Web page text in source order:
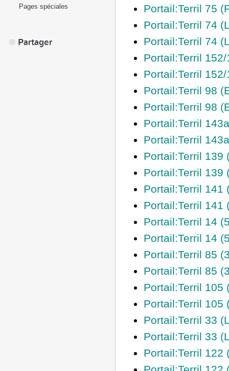
Portail:Terril 75
Portail:Terril 74
Portail:Terril 74
Portail:Terril
Portail:Terril
Portail:Terril 98
Portail:Terril 98
Portail:Terril
Portail:Terril
Portail:Terril 139
Portail:Terril 139
Portail:Terril 141
Portail:Terril 141
Portail:Terril 14
Portail:Terril 14
Portail:Terril 85
Portail:Terril 85
Portail:Terril 105
Portail:Terril 105
Portail:Terril 33
Portail:Terril 33
Portail:Terril 122
Pages spéciales
Partager